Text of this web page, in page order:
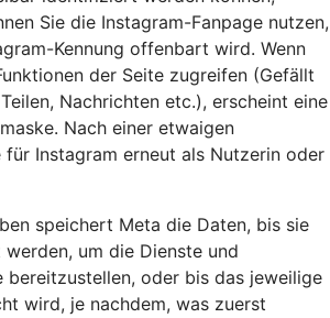
Sie die Instagram-Fanpage nutzen,
Kennung offenbart wird. Wenn
der Seite zugreifen (Gefällt
Nachrichten etc.), erscheint eine
Nach einer etwaigen
für Instagram erneut als Nutzerin oder
speichert Meta die Daten, bis sie
um die Dienste und
bereitzustellen, oder bis das jeweilige
wird, je nachdem, was zuerst